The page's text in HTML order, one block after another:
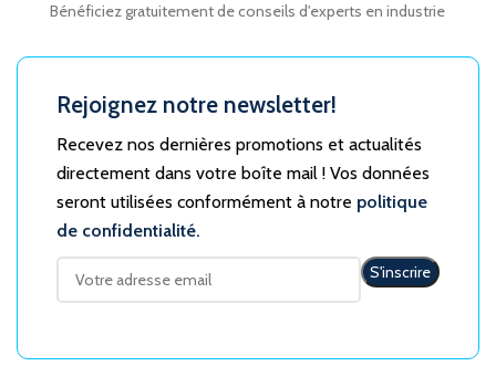
Bénéficiez gratuitement de conseils d'experts en industrie
Rejoignez notre newsletter!
Recevez nos dernières promotions et actualités
directement dans votre boîte mail ! Vos données
seront utilisées conformément à notre politique
de confidentialité.